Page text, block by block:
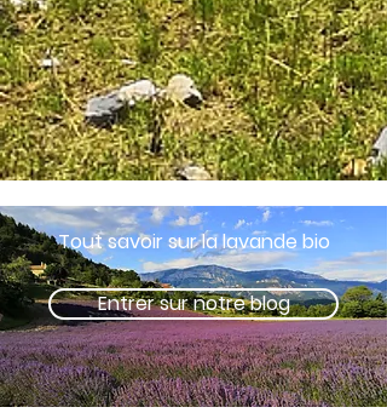
Tout savoir sur la lavande bio
Entrer sur notre blog